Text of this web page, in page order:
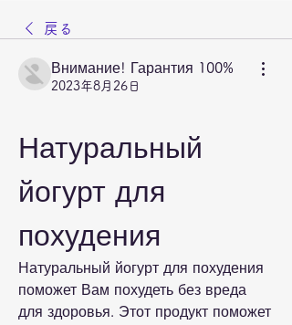
戻る
Внимание! Гарантия 100%
2023年8月26日
Натуральный
йогурт для
похудения
Натуральный йогурт для похудения
поможет Вам похудеть без вреда
для здоровья. Этот продукт поможет